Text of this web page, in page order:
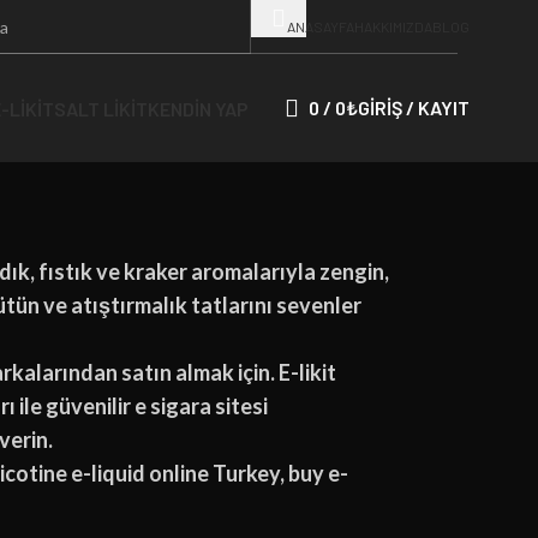
ANASAYFA
0 / 0₺GIRIŞ / KAYIT
fıstık ve kraker aromalarıyla zengin,
ve atıştırmalık tatlarını sevenler
satın almak için. E-likit
ile güvenilir e sigara sitesi
e-liquid online Turkey, buy e-